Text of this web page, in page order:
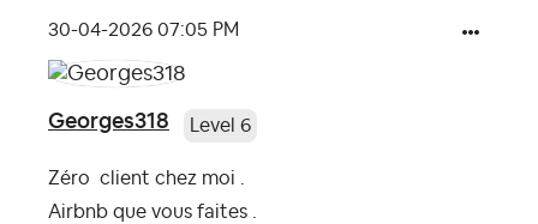
‎30-04-2026 07:05 PM
Georges318 Level 6
Zéro client chez moi .
Airbnb que vous faites .